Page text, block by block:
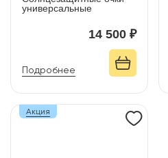
универсальные
14 500 ₽
Подробнее
Акция